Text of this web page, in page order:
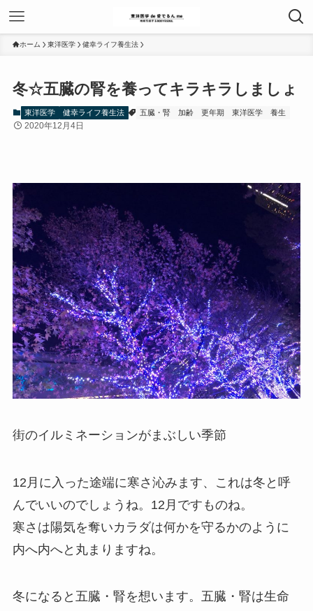
ホーム 東洋医学 健幸ライフ養生法
冬☆五臓の腎を養ってキラキラしましょ
東洋医学 健幸ライフ養生法 五臓・腎 加齢 更年期 東洋医学 養生
2020年12月4日
街のイルミネーションがまぶしい季節
12月に入った途端に寒さ沁みます、これは冬と呼
んでいいのでしょうね。12月ですものね。
寒さは陽気を奪いカラダは何かを守るかのように
内へ内へと丸まりますね。
冬になると五臓・腎を想います。五臓・腎は生命